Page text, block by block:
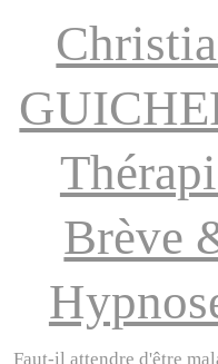
Brève
Faut-il attendre d'être